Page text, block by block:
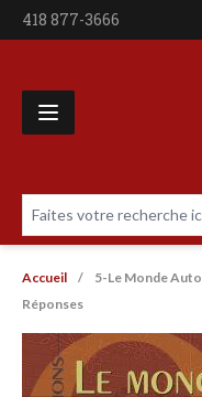
Aller au contenu principal
Téléphone
418 877-3666
Faites votre recherche
Livres par page
Fil d'Ariane
Accueil
5-Le Monde
Réponses